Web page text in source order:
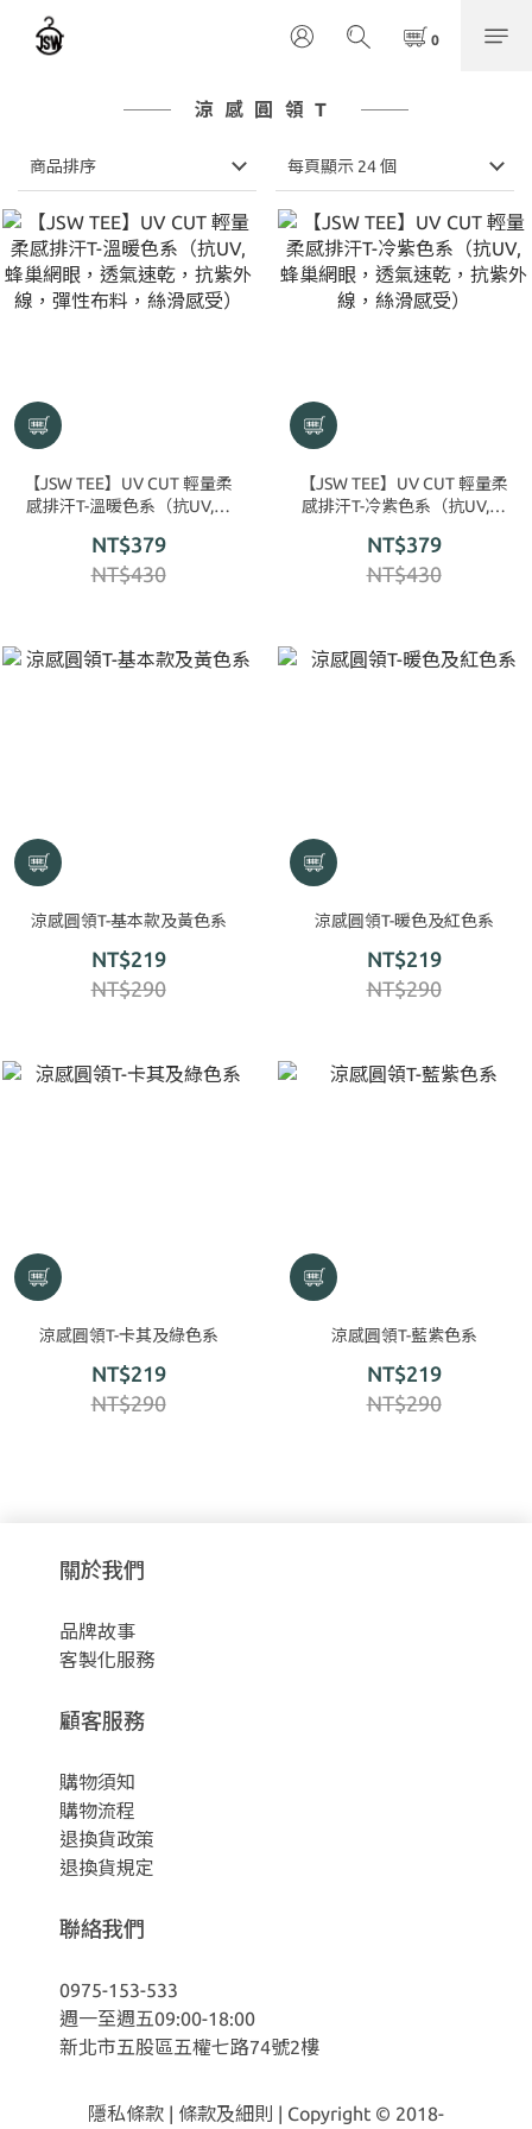
涼感圓領T
商品排序 每頁顯示 24 個
【JSW TEE】UV CUT 輕量柔
感排汗T-溫暖色系（抗UV,蜂
線，彈性布料，絲滑感受）
NT$379
NT$430
【JSW TEE】UV CUT 輕量柔
感排汗T-冷紫色系（抗UV,蜂
線，絲滑感受）
NT$379
NT$430
涼感圓領T-基本款及黃色系
NT$219
NT$290
涼感圓領T-暖色及紅色系
NT$219
NT$290
涼感圓領T-卡其及綠色系
NT$219
NT$290
涼感圓領T-藍紫色系
NT$219
NT$290
關於我們
品牌故事
客製化服務
顧客服務
購物須知
購物流程
退換貨政策
退換貨規定
聯絡我們
0975-153-533
週一至週五09:00-18:00
新北市五股區五權七路74號2樓
隱私條款 | 條款及細則 | Copyright © 2018-